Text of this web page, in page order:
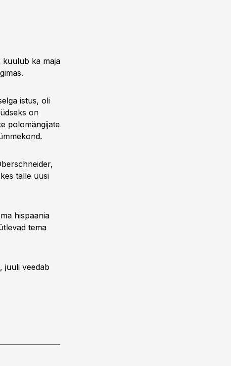
kuulub ka maja
istus, oli
on
polomängijate
talle uusi
hispaania
tema
juuli veedab